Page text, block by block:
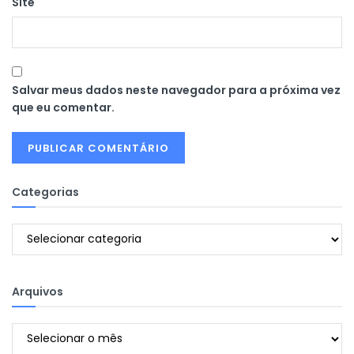
Salvar meus dados neste navegador para a próxima vez
que eu comentar.
Categorias
Categorias
Arquivos
Arquivos